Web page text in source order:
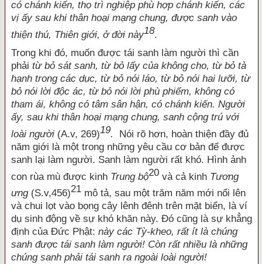
có chánh kiến, thọ trì nghiệp phù hợp chánh kiến, các
vị ấy sau khi thân hoại mạng chung, được sanh vào
thiện thú, Thiên giới, ở đời này18.
Trong khi đó, muốn được tái sanh làm người thì cần
phải từ bỏ sát sanh, từ bỏ lấy của không cho, từ bỏ tà
hạnh trong các dục, từ bỏ nói láo, từ bỏ nói hai lưỡi, từ
bỏ nói lời độc ác, từ bỏ nói lời phù phiếm, không có
tham ái, không có tâm sân hận, có chánh kiến. Người
ấy, sau khi thân hoại mạng chung, sanh cộng trú với
loài người (A.v, 269)19.
Nói rõ hơn, hoàn thiện đầy đủ
năm giới là một trong những yêu cầu cơ bản để được
sanh lại làm người. Sanh làm người rất khó. Hình ảnh
con rùa mù được kinh Trung bộ20 và cả kinh Tương
ưng(S.v,456)21 mô tả, sau một trăm năm mới nổi lên
và chui lọt vào bọng cây lênh đênh trên mặt biển, là ví
dụ sinh động về sự khó khăn này. Đó cũng là sự khẳng
định của Đức Phật: này các Tỳ-kheo, rất ít là chúng
sanh được tái sanh làm người! Còn rất nhiều là những
chúng sanh phải tái sanh ra ngoài loài người!